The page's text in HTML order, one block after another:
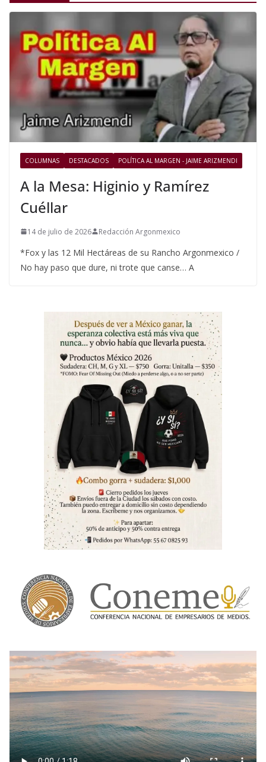
COLUMNAS DESTACADOS POLÍTICA AL MARGEN - JAIME ARIZMENDI
A la Mesa: Higinio y Ramírez
Cuéllar
14 de julio de 2026 Redacción Argonmexico
*Fox y las 12 Mil Hectáreas de su Rancho Argonmexico /
No hay paso que dure, ni trote que canse… A